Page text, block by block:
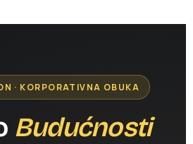
· KORPORATIVNA OBUKA
Budućnosti